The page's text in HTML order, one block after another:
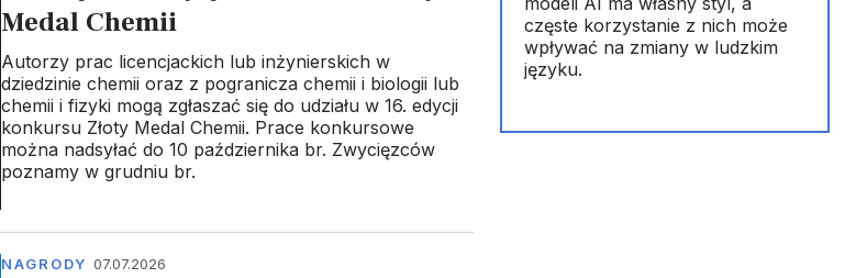
Medal Chemii
Autorzy prac licencjackich lub inżynierskich w
dziedzinie chemii oraz z pogranicza chemii i biologii lub
chemii i fizyki mogą zgłaszać się do udziału w 16. edycji
konkursu Złoty Medal Chemii. Prace konkursowe
można nadsyłać do 10 października br. Zwycięzców
poznamy w grudniu br.
NAGRODY 07.07.2026
częste korzystanie z nich może
wpływać na zmiany w ludzkim
języku.